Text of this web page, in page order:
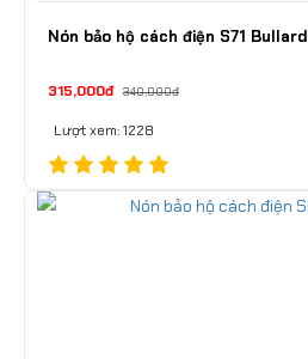
Nón bảo hộ cách điện S71
315,000đ 340,000đ
Lượt xem: 1228